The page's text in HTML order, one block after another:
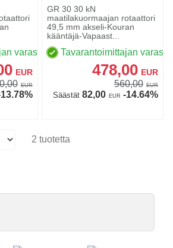
varastossa
EUR
EUR
GR 30 30 kN
maatilakuormaajan rotaattori
49,5 mm akseli-Kouran
kääntäjä-Vapaast...
Tavarantoimittajan
478,00 EUR
560,00 EUR
Säästät82,00 EUR -14.64%
2 tuotetta